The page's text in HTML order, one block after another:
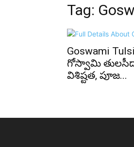
Tag:
Goswami
గోస్వామి
విశిష్టత, పూజ...